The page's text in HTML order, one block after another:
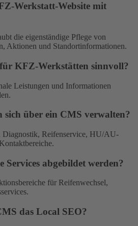
Werkstatt-Website mit
die eigenständige Pflege von
Aktionen und Standortinformationen.
KFZ-Werkstätten sinnvoll?
Leistungen und Informationen
sich über ein CMS verwalten?
Diagnostik, Reifenservice, HU/AU-
Services abgebildet werden?
für Reifenwechsel,
das Local SEO?